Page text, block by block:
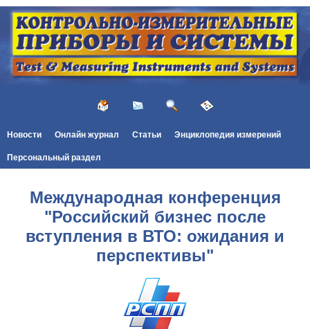
Новости Онлайн журнал Статьи Энциклопедия измерений
Персональный раздел
Международная конференция
"Российский бизнес после
вступления в ВТО: ожидания и
перспективы"